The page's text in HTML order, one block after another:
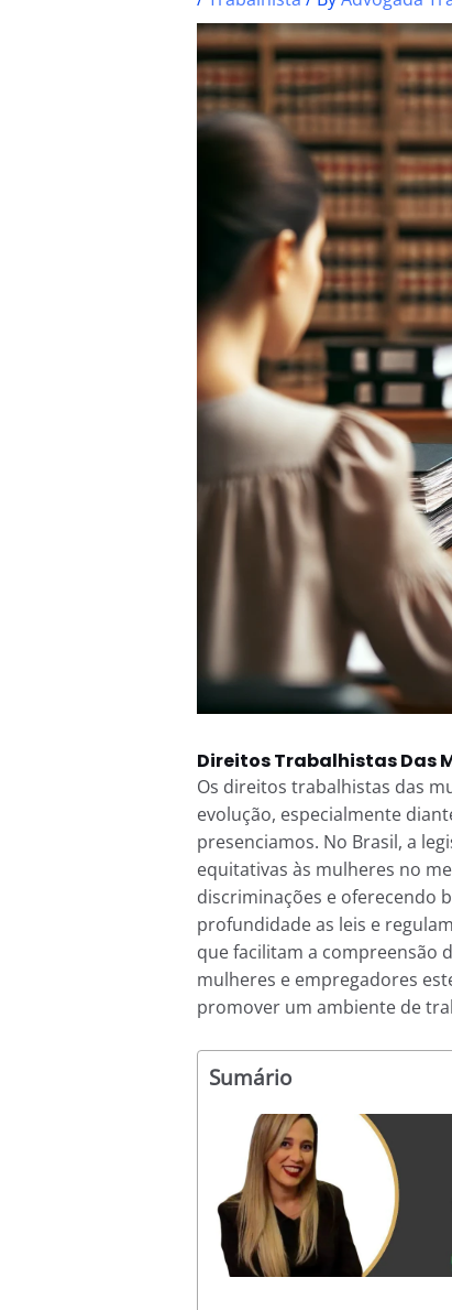
Direitos Trabalhistas Das
Os direitos trabalhistas das
evolução, especialmente
presenciamos. No Brasil, a
equitativas às mulheres no
discriminações e oferecendo
profundidade as leis e
que facilitam a compreensão
mulheres e empregadores
promover um ambiente de
Sumário